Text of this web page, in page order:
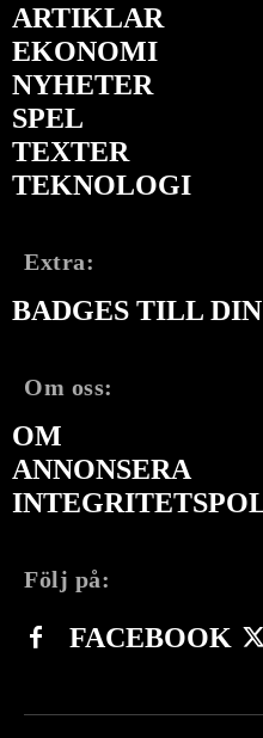
ARTIKLAR
EKONOMI
NYHETER
SPEL
TEXTER
TEKNOLOGI
Extra:
BADGES TILL
Om oss:
OM
ANNONSERA
Följ på:
FACEBOOK